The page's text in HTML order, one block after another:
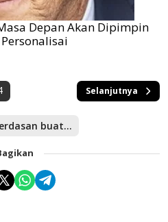
Depan Akan Dipimpin
Selanjutnya
kecerdasan buatan